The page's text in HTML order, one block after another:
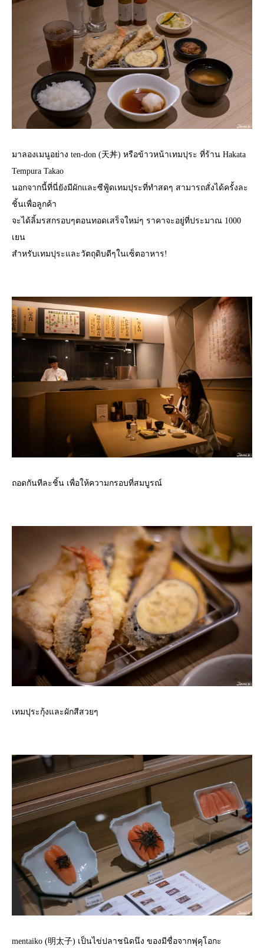
มาลองเมนูอย่าง ten-don (天丼) หรือข้าวหน้าเทมปุระ ที่ร้าน Hakata
Tempura Takao
นอกจากนี้ที่นี่ยังมีผักและซีฟู้ดเทมปุระที่ทำสดๆ สามารถสั่งได้ครั้งละ
ชิ้นเพื่อลูกค้า
จะได้ลิ้มรสกรอบๆตอนทอดเสร็จใหม่ๆ ราคาจะอยู่ที่ประมาณ 1000
เยน
สำหรับเทมปุระและวัตถุดิบดีๆในเซ็ตอาหาร!
ถอดกันทีละชิ้น เพื่อให้ความกรอบที่สมบูรณ์
เทมปุระกุ้งและผักสีสวยๆ
mentaiko (明太子) เป็นไข่ปลาชนิดนึง ของมีชื่อจากฟุคุโอกะ